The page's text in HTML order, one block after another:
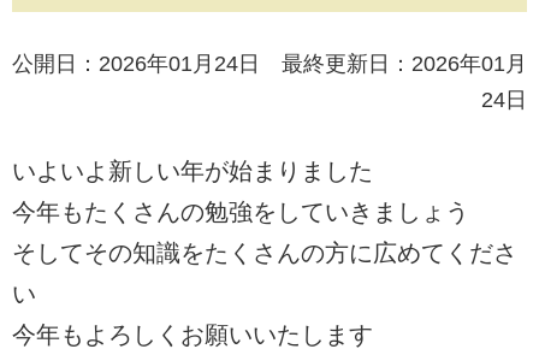
公開日：2026年01月24日 最終更新日：2026年01月
24日
いよいよ新しい年が始まりました
今年もたくさんの勉強をしていきましょう
そしてその知識をたくさんの方に広めてくださ
い
今年もよろしくお願いいたします